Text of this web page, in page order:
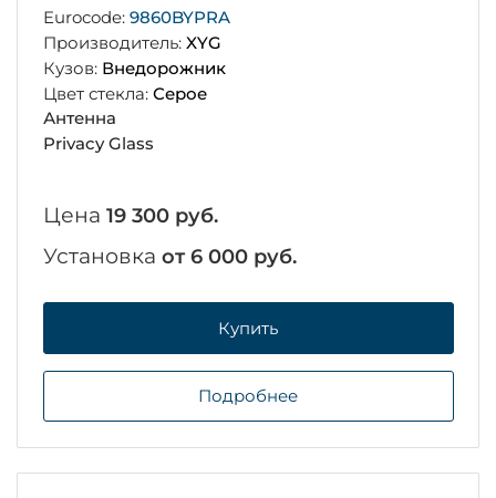
Eurocode: 9860BYPRA
Производитель: XYG
Кузов: Внедорожник
Цвет стекла: Серое
Антенна
Privacy Glass
Цена 19 300 руб.
Установка от 6 000 руб.
Купить
Подробнее